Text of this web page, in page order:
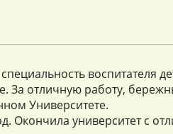
воспитателя
За отличную работу,
Университете.
Окончила университет с